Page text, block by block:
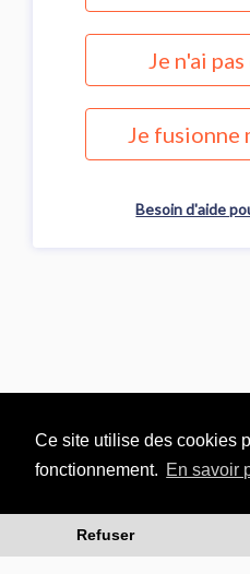
Ce site utilise des cookies
fonctionnement. En savoir
Refuser
Je n'ai
Je fusionne
Besoin d'aide